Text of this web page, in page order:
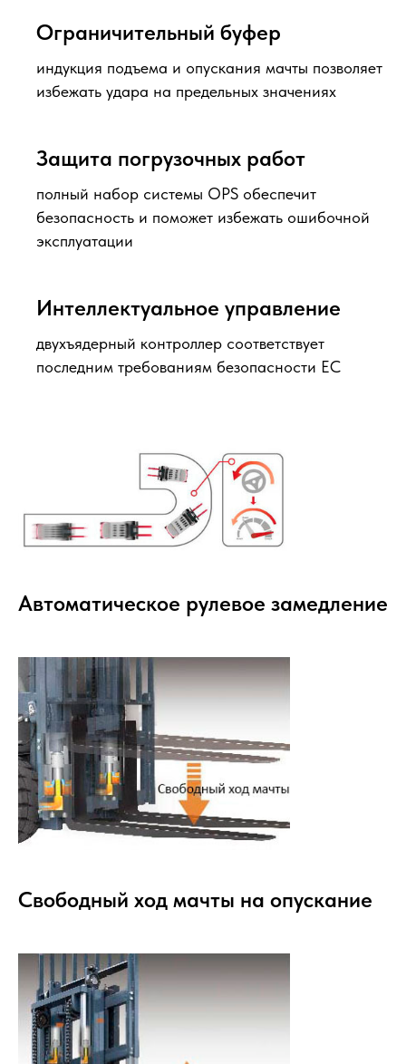
Ограничительный буфер
индукция подъема и опускания мачты позволяет
избежать удара на предельных значениях
Защита погрузочных работ
полный набор системы OPS обеспечит
безопасность и поможет избежать ошибочной
эксплуатации
Интеллектуальное управление
двухъядерный контроллер соответствует
последним требованиям безопасности ЕС
Автоматическое рулевое замедление
Свободный ход мачты на опускание